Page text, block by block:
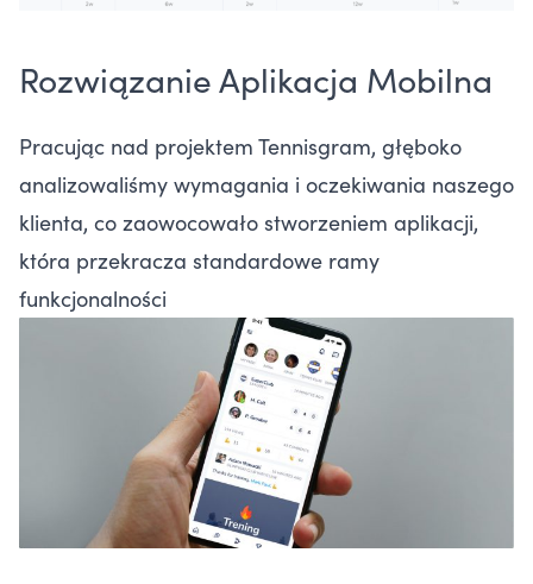
Rozwiązanie Aplikacja Mobilna
Pracując nad projektem Tennisgram, głęboko
analizowaliśmy wymagania i oczekiwania naszego
klienta, co zaowocowało stworzeniem aplikacji,
która przekracza standardowe ramy
funkcjonalności